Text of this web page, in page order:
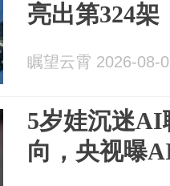
亮出第324
瞩望云霄 2026-08-
5岁娃沉迷AI
向，央视曝